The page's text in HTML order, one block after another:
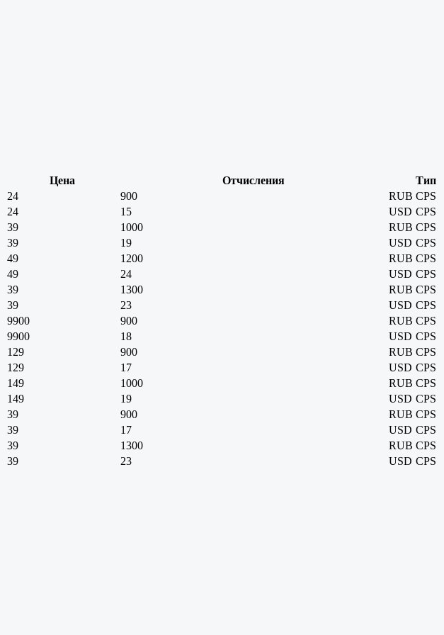
Цена Отчисления
Тип
24 900 RUB CPS
24 15 USD CPS
39 1000 RUB CPS
39 19 USD CPS
49 1200 RUB CPS
49 24 USD CPS
39 1300 RUB CPS
39 23 USD CPS
9900 900 RUB CPS
9900 18 USD CPS
129 900 RUB CPS
129 17 USD CPS
149 1000 RUB CPS
149 19 USD CPS
39 900 RUB CPS
39 17 USD CPS
39 1300 RUB CPS
39 23 USD CPS